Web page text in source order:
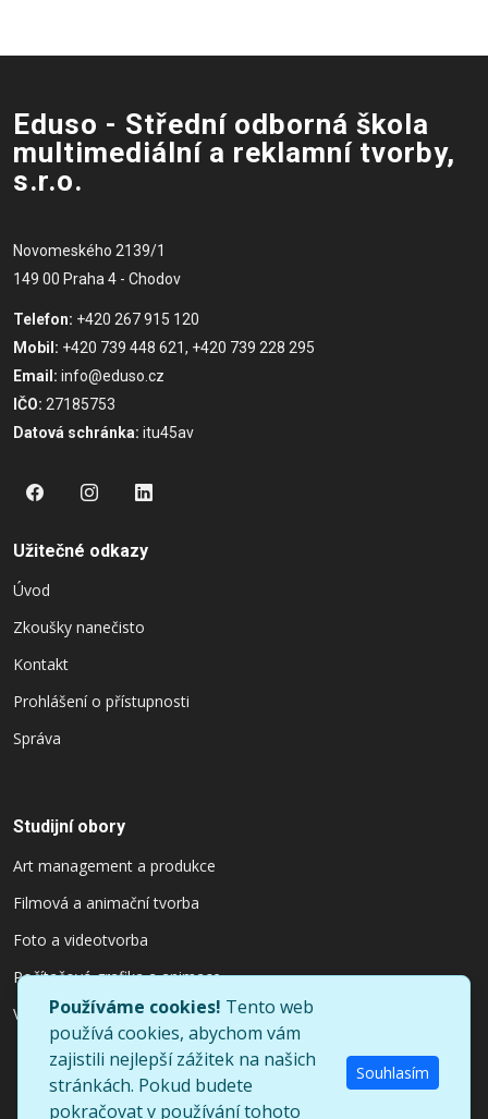
Eduso - Střední odborná škola
multimediální a reklamní tvorby,
s.r.o.
Novomeského 2139/1
149 00 Praha 4 - Chodov
Telefon: +420 267 915 120
Mobil: +420 739 448 621, +420 739 228 295
Email: info@eduso.cz
IČO: 27185753
Datová schránka: itu45av
Užitečné odkazy
Úvod
Zkoušky nanečisto
Kontakt
Prohlášení o přístupnosti
Správa
Studijní obory
Art management a produkce
Filmová a animační tvorba
Foto a videotvorba
Počítačová grafika a animace
Výtvarnictví a užitý design
Používáme cookies! Tento web
používá cookies, abychom vám
zajistili nejlepší zážitek na našich
stránkách. Pokud budete
pokračovat v používání tohoto
Souhlasím